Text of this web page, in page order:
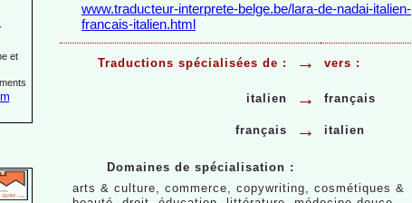
et
www.traducteur-interprete-belge.be/lara-de-nadai-italien-
francais-italien.html
Traductions spécialisées de : → vers :
italien → français
français → italien
Domaines de spécialisation :
arts & culture, commerce, copywriting, cosmétiques &